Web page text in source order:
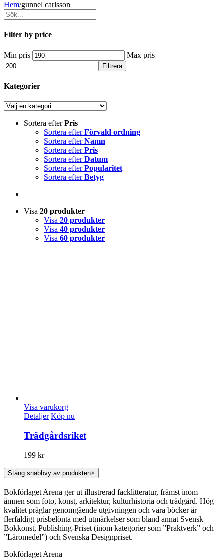
Hem/gunnel carlsson
Filter by price
Min pris Max pris
Filtrera
Kategorier
Sortera efterPris
Sortera efterFörvald ordning
Sortera efterNamn
Sortera efterPris
Sortera efterDatum
Sortera efterPopularitet
Sortera efterBetyg
Visa 20 produkter
Visa 20 produkter
Visa 40 produkter
Visa 60 produkter
Visa varukorg
Detaljer Köp nu
Trädgårdsriket
199 kr
Stäng snabbvy av produkten×
Bokförlaget Arena ger ut illustrerad facklitteratur, främst inom
ämnen som foto, konst, arkitektur, kulturhistoria och trädgård. Hög
kvalitet präglar genomgående utgivningen och våra böcker är
flerfaldigt prisbelönta med utmärkelser som bland annat Svensk
Bokkonst, Publishing-Priset (inom kategorier som ”Praktverk” och
”Läromedel”) och Svenska Designpriset.
Bokförlaget Arena